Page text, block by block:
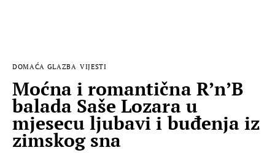
MUSIC BOX
DOMAĆA GLAZBA VIJESTI
Moćna i romantična R’n’B
balada Saše Lozara u
mjesecu ljubavi i buđenja iz
zimskog sna